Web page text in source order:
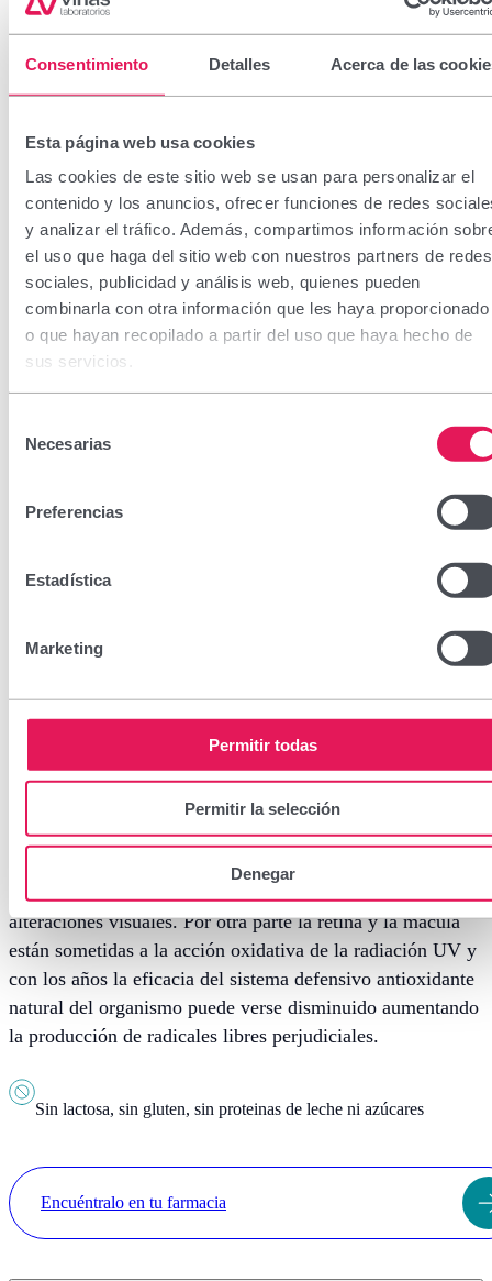
Consentimiento Detalles Acerca de las
Esta página web usa cookies
Las cookies de este sitio web se usan para personalizar el
contenido y los anuncios, ofrecer funciones de redes
y analizar el tráfico. Además, compartimos información
el uso que haga del sitio web con nuestros partners de redes
sociales, publicidad y análisis web, quienes pueden
combinarla con otra información que les haya proporcionado
o que hayan recopilado a partir del uso que haya hecho de
sus servicios.
Necesarias
Preferencias
Estadística
Marketing
Permitir todas
Permitir la selección
Denegar
Visual Plus 30 cápsulas
Una función visual normal requiere un conjunto de
nutrientes que deben ingerirse en cantidades suficientes. La
carencia de algunos de estos nutrientes puede llevar a un
aumento de procesos degenerativos de la retina como la
degeneración macular asociada a la edad o a otras
alteraciones visuales. Por otra parte la retina y la mácula
están sometidas a la acción oxidativa de la radiación UV y
con los años la eficacia del sistema defensivo antioxidante
natural del organismo puede verse disminuido aumentando
la producción de radicales libres perjudiciales.
Sin lactosa, sin gluten, sin proteinas de leche ni azúcares
Encuéntralo en tu farmacia